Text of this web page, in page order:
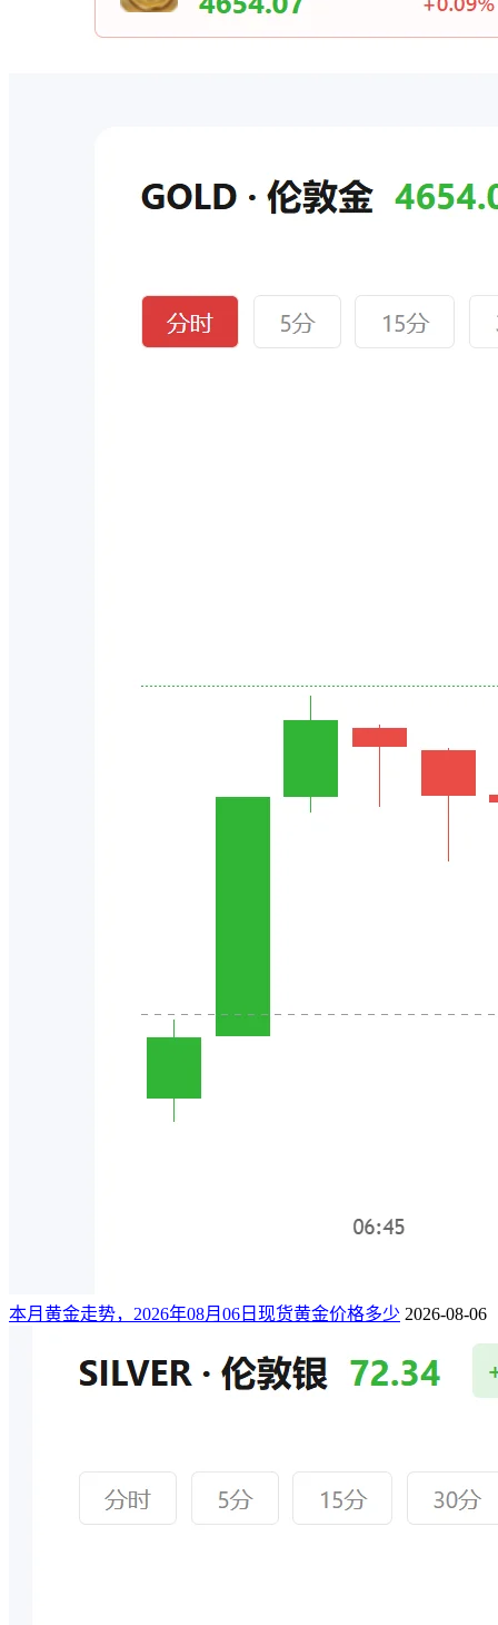
本月黄金走势，2026年08月06日现货黄金价格多少 2026-08-06